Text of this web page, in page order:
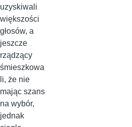
uzyskiwali
większości
głosów, a
jeszcze
rządzący
śmieszkowa
li, że nie
mając szans
na wybór,
jednak